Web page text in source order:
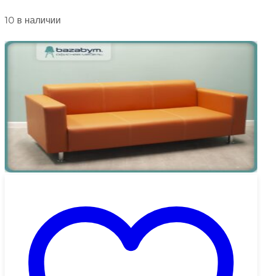
10 в наличии